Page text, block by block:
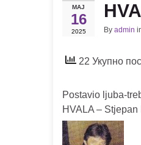
МАЈ
16
2025 By admin
22 Укупно
Postavio ljuba-
HVALA –